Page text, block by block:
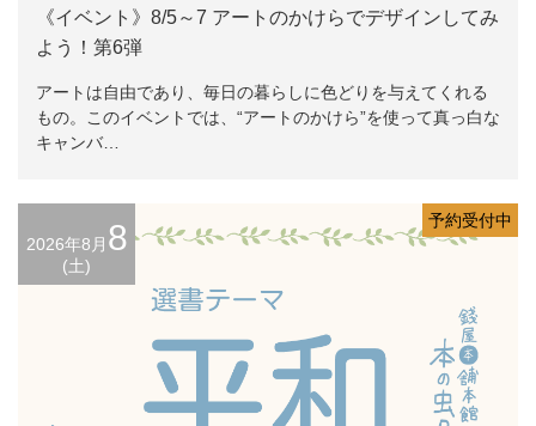
《イベント》8/5～7 アートのかけらでデザインしてみ
よう！第6弾
アートは自由であり、毎日の暮らしに色どりを与えてくれる
もの。このイベントでは、“アートのかけら”を使って真っ白な
キャンバ…
2026年8月 8
(土)
予約受付中